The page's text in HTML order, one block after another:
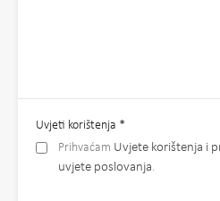
Uvjeti korištenja *
Prihvaćam Uvjete korištenja i
uvjete poslovanja.